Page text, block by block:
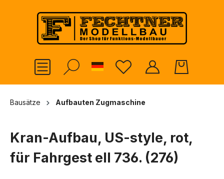
springen
German
Bausätze Aufbauten Zugmaschine
Kran-Aufbau, US-style, rot,
für Fahrgest ell 736. (276)